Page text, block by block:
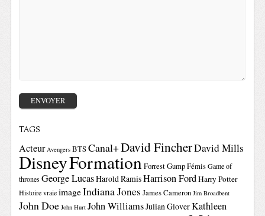
TAGS
Acteur Avengers BTSCanal+David FincherDavid Mills
DisneyFormationForrest GumpFémis Game of
thrones George LucasHarold RamisHarrison FordHarry Potter
Histoire vraie imageIndiana Jones James Cameron Jim Broadbent
John Doe John Hurt John WilliamsJulian GloverKathleen